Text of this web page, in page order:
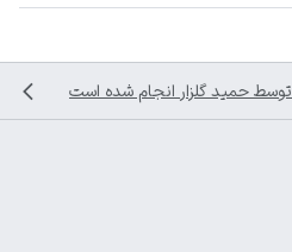
توسط حمید گلزار انجام شده است